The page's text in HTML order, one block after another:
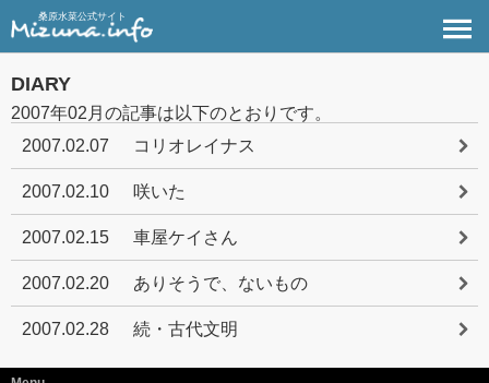
桑原水菜公式サイト
DIARY
2007年02月の記事は以下のとおりです。
2007.02.07
コリオレイナス
2007.02.10 咲いた
2007.02.15 車屋ケイさん
2007.02.20 ありそうで、ないもの
2007.02.28 続・古代文明